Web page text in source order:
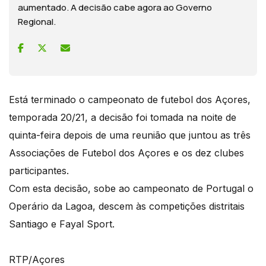
aumentado. A decisão cabe agora ao Governo
Regional.
Está terminado o campeonato de futebol dos Açores,
temporada 20/21, a decisão foi tomada na noite de
quinta-feira depois de uma reunião que juntou as três
Associações de Futebol dos Açores e os dez clubes
participantes.
Com esta decisão, sobe ao campeonato de Portugal o
Operário da Lagoa, descem às competições distritais
Santiago e Fayal Sport.
RTP/Açores